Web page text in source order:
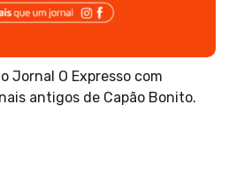
Jornal O Expresso com
antigos de Capão Bonito.